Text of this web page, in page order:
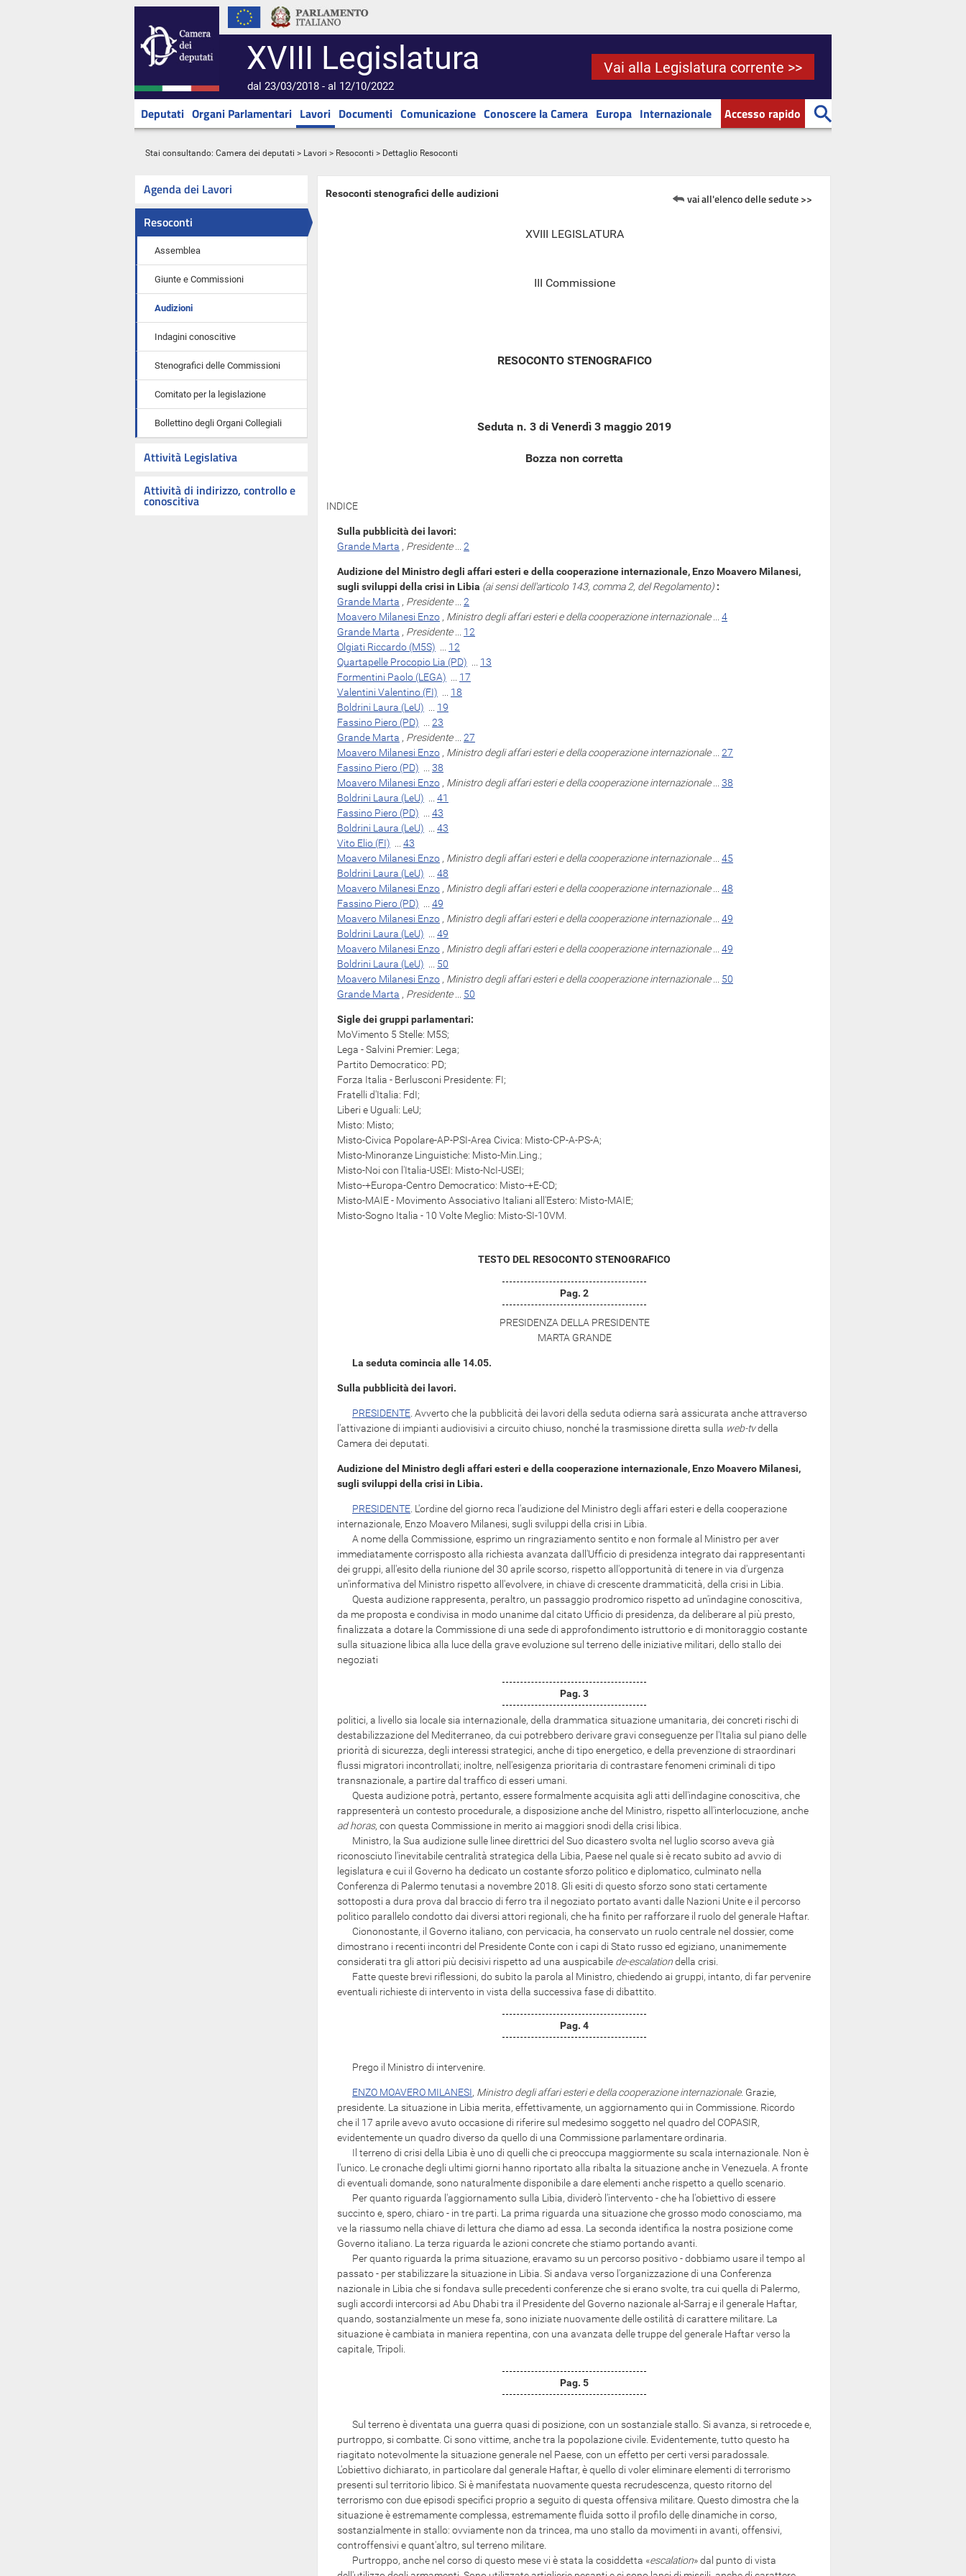
XVIII Legislatura
dal 23/03/2018 - al 12/10/2022
Vai alla Legislatura corrente >>
Deputati Organi Parlamentari Lavori Documenti Comunicazione Conoscere la Camera Europa Internazionale Accesso rapido
Stai consultando: Camera dei deputati > Lavori > Resoconti > Dettaglio Resoconti
Agenda dei Lavori
Resoconti
Assemblea
Giunte e Commissioni
Audizioni
Indagini conoscitive
Stenografici delle Commissioni
Comitato per la legislazione
Bollettino degli Organi Collegiali
Attività Legislativa
Attività di indirizzo, controllo e
conoscitiva
Resoconti stenografici delle audizioni vai all'elenco delle sedute >>
XVIII LEGISLATURA
III Commissione
RESOCONTO STENOGRAFICO
Seduta n. 3 di Venerdì 3 maggio 2019
Bozza non corretta
INDICE
Sulla pubblicità dei lavori:
Grande Marta , Presidente... 2
Audizione del Ministro degli affari esteri e della cooperazione internazionale, Enzo Moavero Milanesi,
sugli sviluppi della crisi in Libia (ai sensi dell'articolo 143, comma 2, del Regolamento) :
Grande Marta , Presidente... 2
Moavero Milanesi Enzo , Ministro degli affari esteri e della cooperazione internazionale... 4
Grande Marta , Presidente... 12
Olgiati Riccardo (M5S)
12
Quartapelle Procopio Lia (PD)
13
Formentini Paolo (LEGA)
17
Valentini Valentino (FI)
18
Boldrini Laura (LeU)
19
Fassino Piero (PD)
23
Grande Marta , Presidente... 27
Moavero Milanesi Enzo , Ministro degli affari esteri e della cooperazione internazionale... 27
Fassino Piero (PD)
38
Moavero Milanesi Enzo , Ministro degli affari esteri e della cooperazione internazionale... 38
Boldrini Laura (LeU)
41
Fassino Piero (PD)
43
Boldrini Laura (LeU)
43
Vito Elio (FI)
43
Moavero Milanesi Enzo , Ministro degli affari esteri e della cooperazione internazionale... 45
Boldrini Laura (LeU)
48
Moavero Milanesi Enzo , Ministro degli affari esteri e della cooperazione internazionale... 48
Fassino Piero (PD)
49
Moavero Milanesi Enzo , Ministro degli affari esteri e della cooperazione internazionale... 49
Boldrini Laura (LeU)
49
Moavero Milanesi Enzo , Ministro degli affari esteri e della cooperazione internazionale... 49
Boldrini Laura (LeU)
50
Moavero Milanesi Enzo , Ministro degli affari esteri e della cooperazione internazionale... 50
Grande Marta , Presidente... 50
Sigle dei gruppi parlamentari:
MoVimento 5 Stelle: M5S;
Lega - Salvini Premier: Lega;
Partito Democratico: PD;
Forza Italia - Berlusconi Presidente: FI;
Fratelli d'Italia: FdI;
Liberi e Uguali: LeU;
Misto: Misto;
Misto-Civica Popolare-AP-PSI-Area Civica: Misto-CP-A-PS-A;
Misto-Minoranze Linguistiche: Misto-Min.Ling.;
Misto-Noi con l'Italia-USEI: Misto-NcI-USEI;
Misto-+Europa-Centro Democratico: Misto-+E-CD;
Misto-MAIE - Movimento Associativo Italiani all'Estero: Misto-MAIE;
Misto-Sogno Italia - 10 Volte Meglio: Misto-SI-10VM.
TESTO DEL RESOCONTO STENOGRAFICO
Pag. 2
PRESIDENZA DELLA PRESIDENTE
MARTA GRANDE
La seduta comincia alle 14.05.
Sulla pubblicità dei lavori.
PRESIDENTE . Avverto che la pubblicità dei lavori della seduta odierna sarà assicurata anche attraverso
l'attivazione di impianti audiovisivi a circuito chiuso, nonché la trasmissione diretta sulla web-tvdella
Camera dei deputati.
Audizione del Ministro degli affari esteri e della cooperazione internazionale, Enzo Moavero Milanesi,
sugli sviluppi della crisi in Libia.
PRESIDENTE . L'ordine del giorno reca l'audizione del Ministro degli affari esteri e della cooperazione
internazionale, Enzo Moavero Milanesi, sugli sviluppi della crisi in Libia.
A nome della Commissione, esprimo un ringraziamento sentito e non formale al Ministro per aver
immediatamente corrisposto alla richiesta avanzata dall'Ufficio di presidenza integrato dai rappresentanti
dei gruppi, all'esito della riunione del 30 aprile scorso, rispetto all'opportunità di tenere in via d'urgenza
un'informativa del Ministro rispetto all'evolvere, in chiave di crescente drammaticità, della crisi in Libia.
Questa audizione rappresenta, peraltro, un passaggio prodromico rispetto ad un'indagine conoscitiva,
da me proposta e condivisa in modo unanime dal citato Ufficio di presidenza, da deliberare al più presto,
finalizzata a dotare la Commissione di una sede di approfondimento istruttorio e di monitoraggio costante
sulla situazione libica alla luce della grave evoluzione sul terreno delle iniziative militari, dello stallo dei
negoziati
Pag. 3
politici, a livello sia locale sia internazionale, della drammatica situazione umanitaria, dei concreti rischi di
destabilizzazione del Mediterraneo, da cui potrebbero derivare gravi conseguenze per l'Italia sul piano delle
priorità di sicurezza, degli interessi strategici, anche di tipo energetico, e della prevenzione di straordinari
flussi migratori incontrollati; inoltre, nell'esigenza prioritaria di contrastare fenomeni criminali di tipo
transnazionale, a partire dal traffico di esseri umani.
Questa audizione potrà, pertanto, essere formalmente acquisita agli atti dell'indagine conoscitiva, che
rappresenterà un contesto procedurale, a disposizione anche del Ministro, rispetto all'interlocuzione, anche
ad horas, con questa Commissione in merito ai maggiori snodi della crisi libica.
Ministro, la Sua audizione sulle linee direttrici del Suo dicastero svolta nel luglio scorso aveva già
riconosciuto l'inevitabile centralità strategica della Libia, Paese nel quale si è recato subito ad avvio di
legislatura e cui il Governo ha dedicato un costante sforzo politico e diplomatico, culminato nella
Conferenza di Palermo tenutasi a novembre 2018. Gli esiti di questo sforzo sono stati certamente
sottoposti a dura prova dal braccio di ferro tra il negoziato portato avanti dalle Nazioni Unite e il percorso
politico parallelo condotto dai diversi attori regionali, che ha finito per rafforzare il ruolo del generale Haftar.
Ciononostante, il Governo italiano, con pervicacia, ha conservato un ruolo centrale nel dossier, come
dimostrano i recenti incontri del Presidente Conte con i capi di Stato russo ed egiziano, unanimemente
considerati tra gli attori più decisivi rispetto ad una auspicabile de-escalationdella crisi.
Fatte queste brevi riflessioni, do subito la parola al Ministro, chiedendo ai gruppi, intanto, di far pervenire
eventuali richieste di intervento in vista della successiva fase di dibattito.
Pag. 4
Prego il Ministro di intervenire.
ENZO MOAVERO MILANESI, Ministro degli affari esteri e della cooperazione internazionale. Grazie,
presidente. La situazione in Libia merita, effettivamente, un aggiornamento qui in Commissione. Ricordo
che il 17 aprile avevo avuto occasione di riferire sul medesimo soggetto nel quadro del COPASIR,
evidentemente un quadro diverso da quello di una Commissione parlamentare ordinaria.
Il terreno di crisi della Libia è uno di quelli che ci preoccupa maggiormente su scala internazionale. Non è
l'unico. Le cronache degli ultimi giorni hanno riportato alla ribalta la situazione anche in Venezuela. A fronte
di eventuali domande, sono naturalmente disponibile a dare elementi anche rispetto a quello scenario.
Per quanto riguarda l'aggiornamento sulla Libia, dividerò l'intervento - che ha l'obiettivo di essere
succinto e, spero, chiaro - in tre parti. La prima riguarda una situazione che grosso modo conosciamo, ma
ve la riassumo nella chiave di lettura che diamo ad essa. La seconda identifica la nostra posizione come
Governo italiano. La terza riguarda le azioni concrete che stiamo portando avanti.
Per quanto riguarda la prima situazione, eravamo su un percorso positivo - dobbiamo usare il tempo al
passato - per stabilizzare la situazione in Libia. Si andava verso l'organizzazione di una Conferenza
nazionale in Libia che si fondava sulle precedenti conferenze che si erano svolte, tra cui quella di Palermo,
sugli accordi intercorsi ad Abu Dhabi tra il Presidente del Governo nazionale al-Sarraj e il generale Haftar,
quando, sostanzialmente un mese fa, sono iniziate nuovamente delle ostilità di carattere militare. La
situazione è cambiata in maniera repentina, con una avanzata delle truppe del generale Haftar verso la
capitale, Tripoli.
Pag. 5
Sul terreno è diventata una guerra quasi di posizione, con un sostanziale stallo. Si avanza, si retrocede e,
purtroppo, si combatte. Ci sono vittime, anche tra la popolazione civile. Evidentemente, tutto questo ha
riagitato notevolmente la situazione generale nel Paese, con un effetto per certi versi paradossale.
L'obiettivo dichiarato, in particolare dal generale Haftar, è quello di voler eliminare elementi di terrorismo
presenti sul territorio libico. Si è manifestata nuovamente questa recrudescenza, questo ritorno del
terrorismo con due episodi specifici proprio a seguito di questa offensiva militare. Questo dimostra che la
situazione è estremamente complessa, estremamente fluida sotto il profilo delle dinamiche in corso,
sostanzialmente in stallo: ovviamente non da trincea, ma uno stallo da movimenti in avanti, offensivi,
controffensivi e quant'altro, sul terreno militare.
Purtroppo, anche nel corso di questo mese vi è stata la cosiddetta «escalation» dal punto di vista